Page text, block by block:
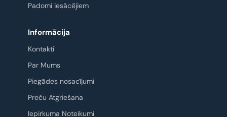
Padomi iesācējiem
Informācija
Kontakti
Par Mums
Piegādes nosacījumi
Preču Atgriešana
Iepirkuma Noteikumi